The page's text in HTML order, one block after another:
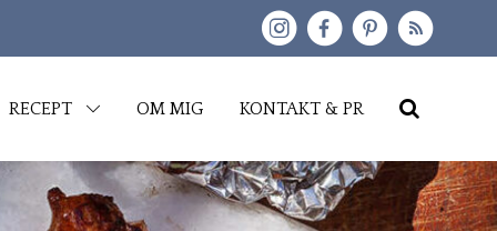
Skip
RECEPT OM MIG KONTAKT & PR